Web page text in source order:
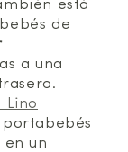
está
de
a una
Lino
un